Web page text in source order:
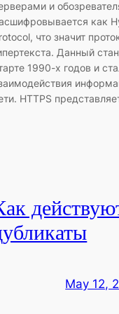
и
как
что значит
Данный
1990-х годов и
HTTPS
May 12,